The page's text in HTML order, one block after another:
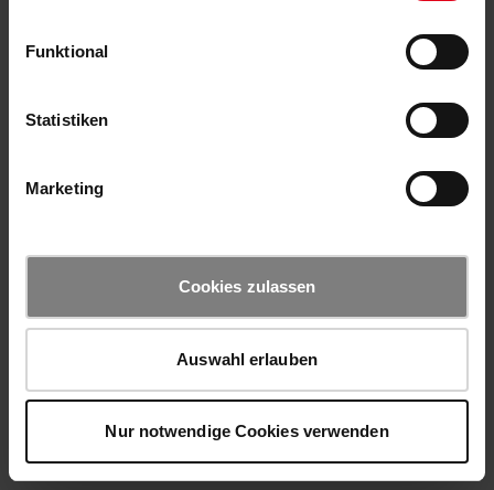
Funktional
Statistiken
Marketing
Cookies zulassen
Auswahl erlauben
Nur notwendige Cookies verwenden